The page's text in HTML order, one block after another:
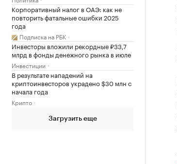
Корпоративный налог в ОАЭ: как не
повторить фатальные ошибки 2025
года
Подписка на РБК
Инвесторы вложили рекордные ₽33,7
млрд в фонды денежного рынка в июле
Инвестиции
В результате нападений на
криптоинвесторов украдено $30 млн с
начала года
Крипто
Загрузить еще